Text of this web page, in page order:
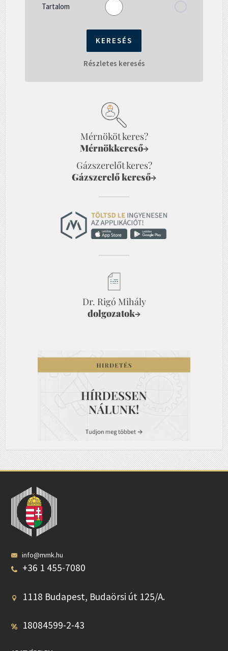
Tartalom
Részletes keresés
Mérnököt keres?
Mérnökkereső→
Gázszerelőt keres?
Gázszerelő kereső→
Dr. Rigó Mihály
dolgozatok→
info@mmk.hu
+36 1 455-7080
1118 Budapest, Budaörsi út 125/A.
18084599-2-43